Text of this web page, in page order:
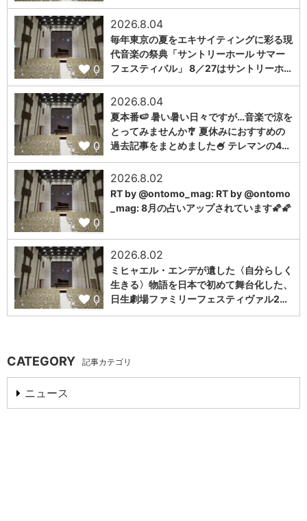
0
2026.8.04
毎年東京の夏をエキサイティングに彩る現
代音楽の祭典「サントリーホール サマー
フェスティバル」 8／27はサントリーホ…
0
2026.8.04
夏本番🍉 暑い暑い日々ですが…音楽で涼を
とってみませんか🎐 夏休みにおすすめの
過去記事をまとめました🍧 テレマンの4…
0
2026.8.02
RT by @ontomo_mag: RT by @ontomo
_mag: 8月の占いアップされています🌠🌠
0
2026.8.02
ミヒャエル・エンデが遺した〈自分らしく
生きる〉物語を日本で初めて舞台化した、
日生劇場ファミリーフェスティヴァル2…
CATEGORY 記事カテゴリ
ニュース